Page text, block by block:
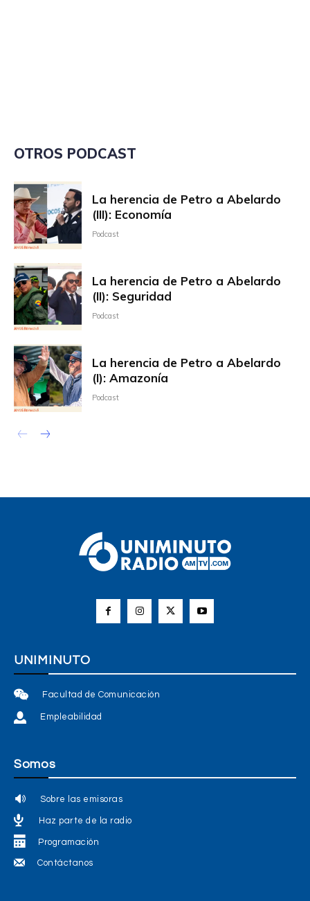
OTROS PODCAST
La herencia de Petro a Abelardo
(III): Economía
Podcast
La herencia de Petro a Abelardo
(II): Seguridad
Podcast
La herencia de Petro a Abelardo
(I): Amazonía
Podcast
UNIMINUTO
Facultad de Comunicación
Empleabilidad
Somos
Sobre las emisoras
Haz parte de la radio
Programación
Contáctanos